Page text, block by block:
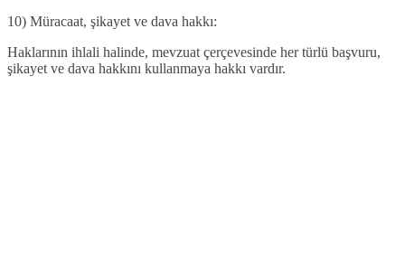
10) Müracaat, şikayet ve dava hakkı:
Haklarının ihlali halinde, mevzuat çerçevesinde her türlü başvuru,
şikayet ve dava hakkını kullanmaya hakkı vardır.